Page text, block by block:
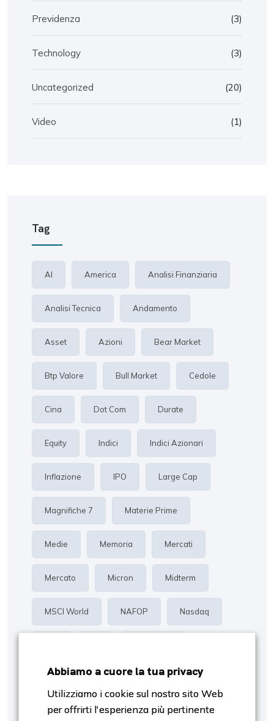
Previdenza (3)
Technology (3)
Uncategorized (20)
Video (1)
Tag
AI America Analisi Finanziaria
Analisi Tecnica Andamento
Asset Azioni Bear Market
Btp Valore Bull Market Cedole
Cina Dot Com Durate
Equity Indici Indici Azionari
Inflazione IPO Large Cap
Magnifiche 7 Materie Prime
Medie Memoria Mercati
Mercato Micron Midterm
MSCI World NAFOP Nasdaq
Risk Management
S&p500 Settori SpaceX
Abbiamo a cuore la tua privacy
Utilizziamo i cookie sul nostro sito Web
per offrirti l'esperienza più pertinente